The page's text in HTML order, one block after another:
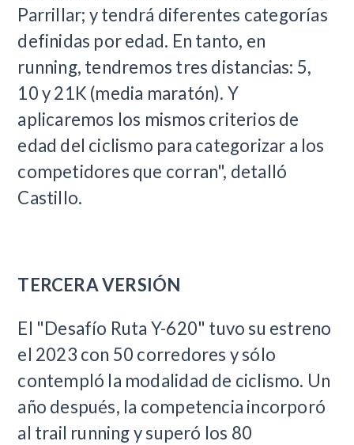
Parrillar; y tendrá diferentes categorías
definidas por edad. En tanto, en
running, tendremos tres distancias: 5,
10 y 21K (media maratón). Y
aplicaremos los mismos criterios de
edad del ciclismo para categorizar a los
competidores que corran", detalló
Castillo.
TERCERA VERSIÓN
El "Desafío Ruta Y-620" tuvo su estreno
el 2023 con 50 corredores y sólo
contempló la modalidad de ciclismo. Un
año después, la competencia incorporó
al trail running y superó los 80